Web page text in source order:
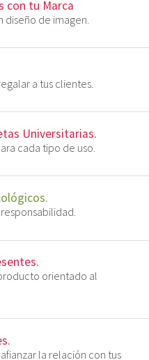
con tu Marca
diseño de imagen.
a tus clientes.
Universitarias.
cada tipo de uso.
orientado al
la relación con tus